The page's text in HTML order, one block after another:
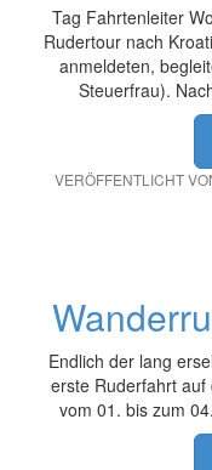
Tag Fahrtenleiter
Rudertour nach
anmeldeten,
Steuerfrau).
VERÖFFENTLICHT
Endlich der lang
erste Ruderfahrt
vom 01. bis zum